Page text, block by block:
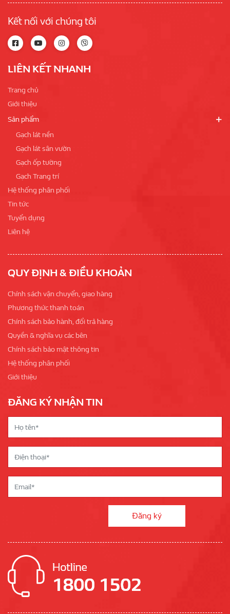
Kết nối với chúng tôi
LIÊN KẾT NHANH
Trang chủ
Giới thiệu
Sản phẩm
Gạch lát nền
Gạch lát sân vườn
Gạch ốp tường
Gạch Trang trí
Hệ thống phân phối
Tin tức
Tuyển dụng
Liên hệ
QUY ĐỊNH & ĐIỀU KHOẢN
Chính sách vận chuyển, giao hàng
Phương thức thanh toán
Chính sách bảo hành, đổi trả hàng
Quyền & nghĩa vụ các bên
Chính sách bảo mật thông tin
Hệ thống phân phối
Giới thiệu
ĐĂNG KÝ NHẬN TIN